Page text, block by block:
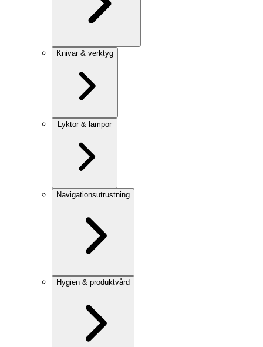
Knivar & verktyg
Lyktor & lampor
Navigationsutrustning
Hygien & produktvård